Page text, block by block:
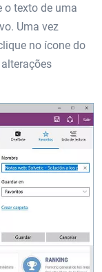
o texto de uma
Uma vez
no ícone do